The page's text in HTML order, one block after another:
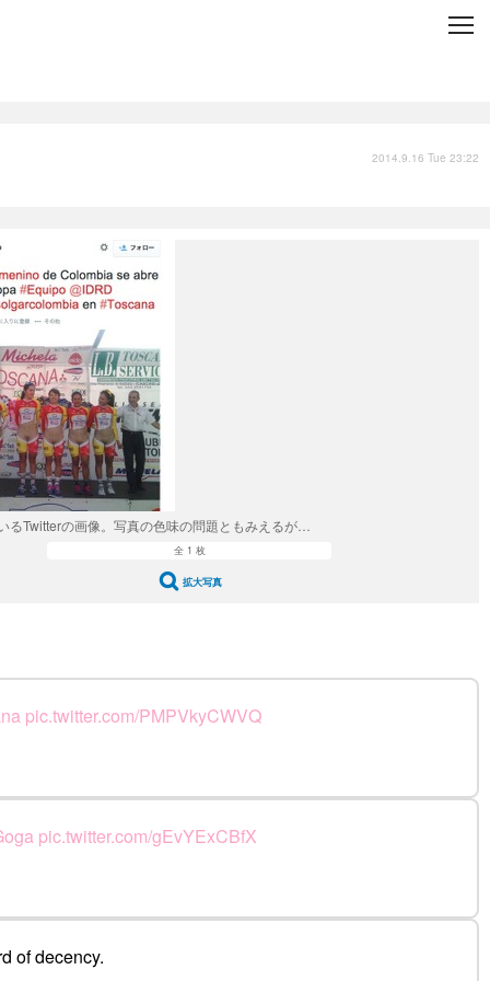
C
まとめ
写真
スポーツ
文化
出版／映画
ファッション
写真
政治
2014.9.16 Tue 23:22
るTwitterの画像。写真の色味の問題ともみえるが…
全 1 枚
拡大写真
pic.twitter.com/PMPVkyCWVQ
pic.twitter.com/gEvYExCBfX
of decency.